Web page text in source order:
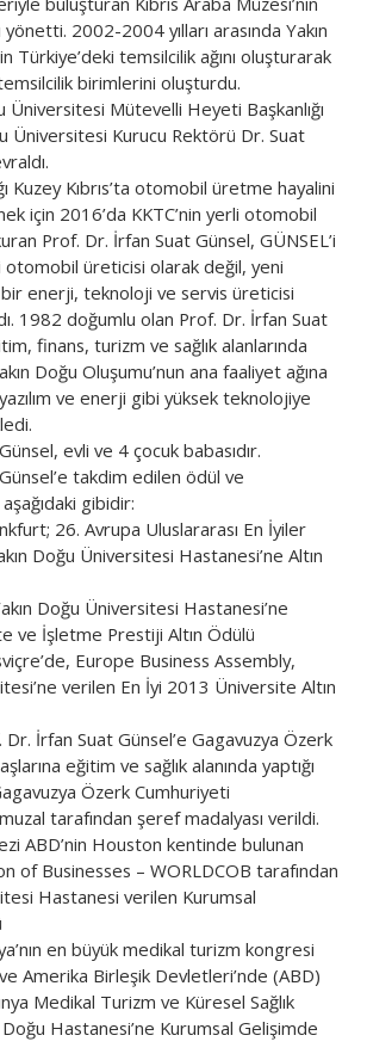
yönetti. 2002-2004 yılları arasında Yakın
Türkiye’deki temsilcilik ağını oluşturarak
birimlerini oluşturdu.
Üniversitesi Mütevelli Heyeti Başkanlığı
Üniversitesi Kurucu Rektörü Dr. Suat
Kuzey Kıbrıs’ta otomobil üretme hayalini
için 2016’da KKTC’nin yerli otomobil
Prof. Dr. İrfan Suat Günsel, GÜNSEL’i
üreticisi olarak değil, yeni
enerji, teknoloji ve servis üreticisi
1982 doğumlu olan Prof. Dr. İrfan Suat
finans, turizm ve sağlık alanlarında
Doğu Oluşumu’nun ana faaliyet ağına
ve enerji gibi yüksek teknolojiye
evli ve 4 çocuk babasıdır.
takdim edilen ödül ve
aşağıdaki gibidir:
26. Avrupa Uluslararası En İyiler
Doğu Üniversitesi Hastanesi’ne Altın
Doğu Üniversitesi Hastanesi’ne
ve İşletme Prestiji Altın Ödülü
Europe Business Assembly,
verilen En İyi 2013 Üniversite Altın
İrfan Suat Günsel’e Gagavuzya Özerk
eğitim ve sağlık alanında yaptığı
Özerk Cumhuriyeti
tarafından şeref madalyası verildi.
ABD’nin Houston kentinde bulunan
of Businesses – WORLDCOB tarafından
Hastanesi verilen Kurumsal
en büyük medikal turizm kongresi
Amerika Birleşik Devletleri’nde (ABD)
Medikal Turizm ve Küresel Sağlık
Doğu Hastanesi’ne Kurumsal Gelişimde